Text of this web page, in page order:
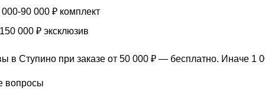
90 000 ₽ комплект
000 ₽ эксклюзив
в Ступино при заказе от 50 000 ₽ — бесплатно. Иначе 1
вопросы